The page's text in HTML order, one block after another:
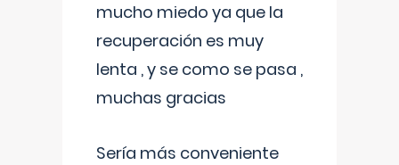
mucho miedo ya que la
recuperación es muy
lenta , y se como se pasa ,
muchas gracias
Sería más conveniente